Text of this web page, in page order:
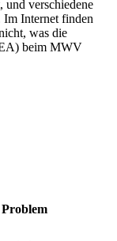
verschiedene
Im Internet finden
was die
beim MWV
Problem